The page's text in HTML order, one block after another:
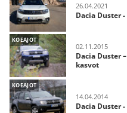
26.04.2021
Dacia Duster
KOEAJOT
02.11.2015
Dacia Duster
kasvot
KOEAJOT
14.04.2014
Dacia Duster